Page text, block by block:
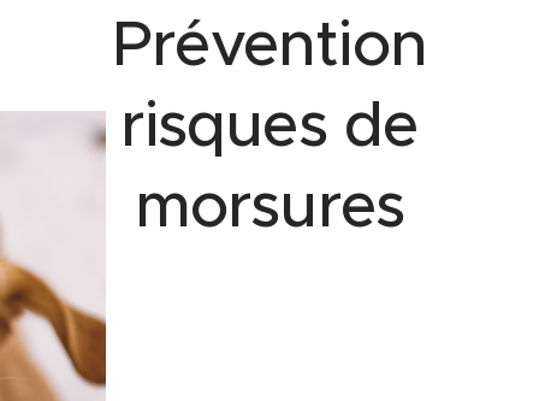
Prévention
risques de
morsures